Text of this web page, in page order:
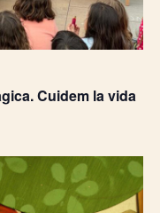
Cuidem la vida